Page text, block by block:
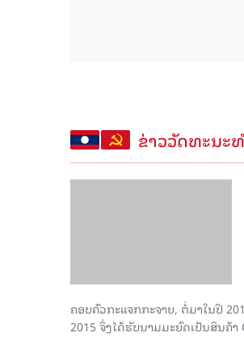
ຂ່າວວັດທະນະ
ຄອບຄົວກະແຈກກະຈາຍ, ຕໍ່ມາໃນປີ
2015 ຈຶ່ງໄດ້ຮັບນາມມະຍົດເປັນສິນຄ້າ